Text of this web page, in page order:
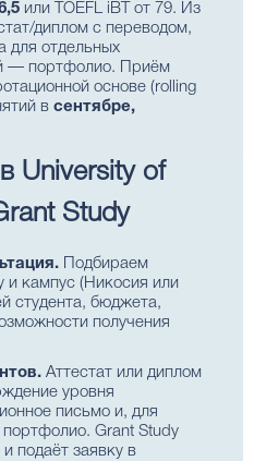
или TOEFL iBT от 79. Из
диплом с переводом,
для отдельных
— портфолио. Приём
основе (rolling
в сентябре,
University of
Study
Подбираем
и кампус (Никосия или
студента, бюджета,
получения
Аттестат или диплом
уровня
письмо и, для
Grant Study
подаёт заявку в